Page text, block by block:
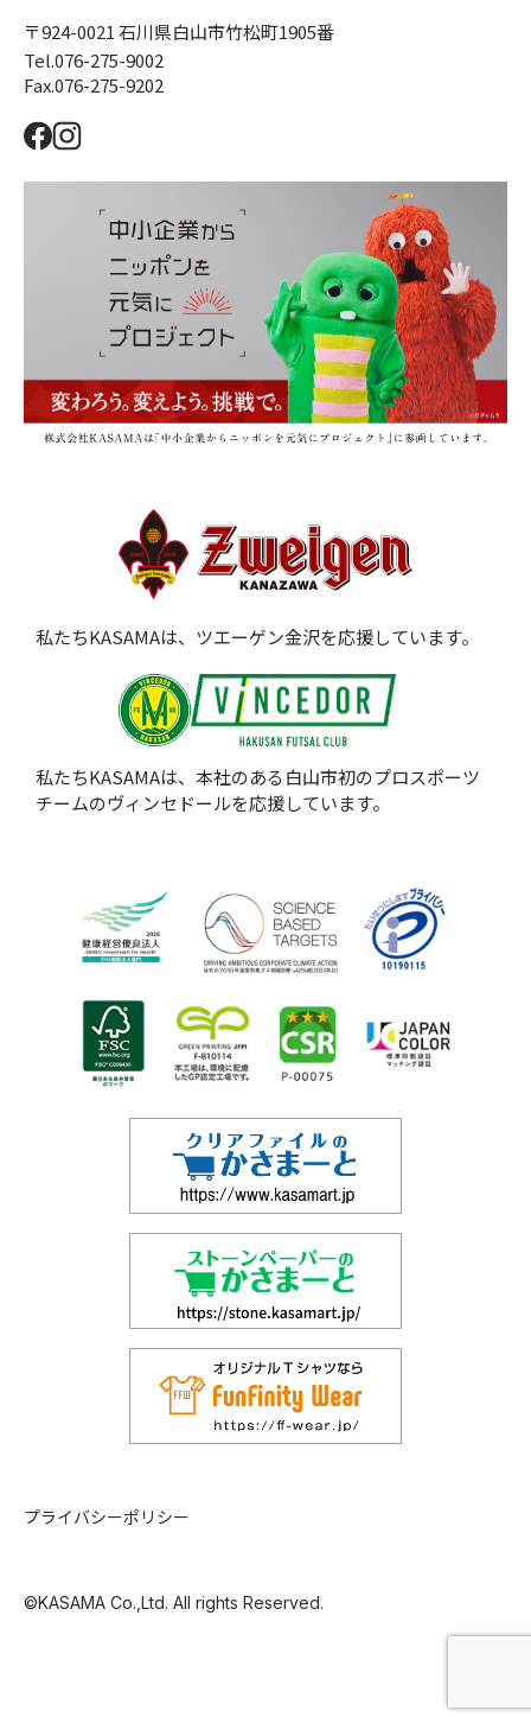
〒924-0021 石川県白山市竹松町1905番
Tel.076-275-9002
Fax.076-275-9202
私たちKASAMAは、ツエーゲン金沢を応援しています。
私たちKASAMAは、本社のある白山市初のプロスポーツ
チームのヴィンセドールを応援しています。
©KASAMA Co.,Ltd. All rights Reserved.
プライバシーポリシー